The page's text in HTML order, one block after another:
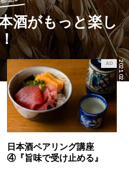
酒がもっと楽し
2021.02.12
AD
日本酒ペアリング講座
④『旨味で受け止める』